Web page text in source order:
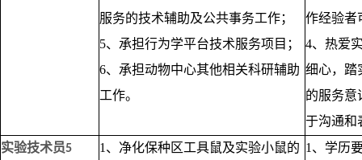
服务的技术辅助及公共事务工作；
5、承担行为学平台技术服务项目；
6、承担动物中心其他相关科研辅助
工作。
作经验者
4、热爱
细心，踏
的服务意
于沟通和
实验技术员5
1、净化保种区工具鼠及实验小鼠的 1、学历